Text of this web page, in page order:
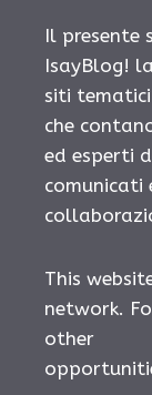
Il presente
IsayBlog!
siti
che
ed esperti
comunicati
This
network.
other